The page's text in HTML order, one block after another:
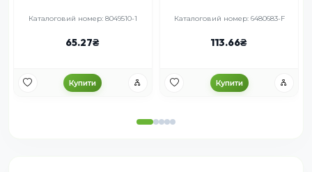
Каталоговий номер: 8049510-1
65.27
Купити
Каталоговий номер: 6480683-F
113.66
Купити